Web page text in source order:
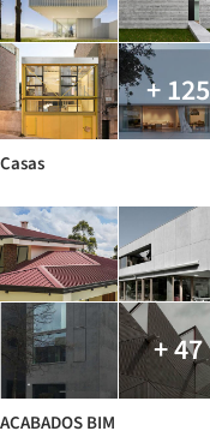
+ 125
Casas
+ 47
ACABADOS BIM